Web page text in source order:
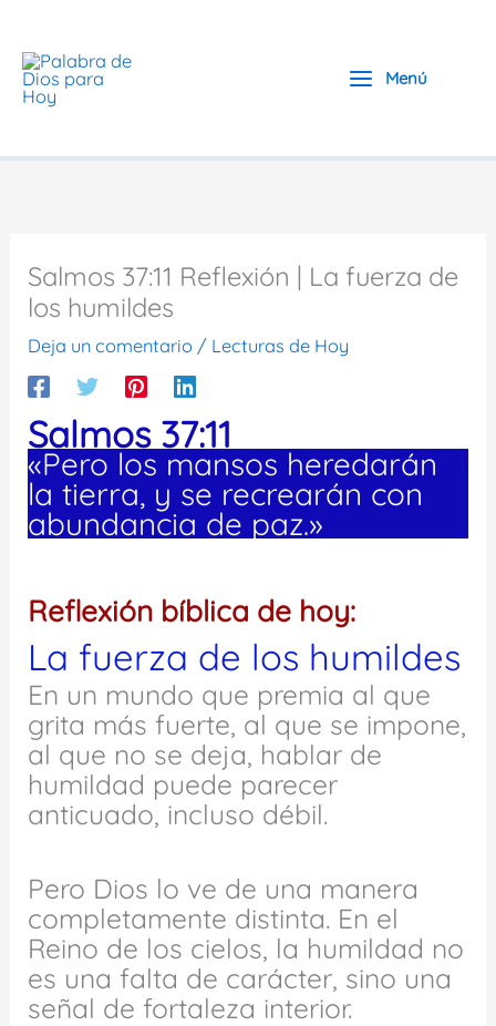
contenido
Menú
Salmos 37:11 Reflexión | La fuerza de
los humildes
Deja un comentario / Lecturas de Hoy
Salmos 37:11
«Pero los mansos heredarán
la tierra, y se recrearán con
abundancia de paz.»
Reflexión bíblica de hoy:
La fuerza de los humildes
En un mundo que premia al que
grita más fuerte, al que se impone,
al que no se deja, hablar de
humildad puede parecer
anticuado, incluso débil.
Pero Dios lo ve de una manera
completamente distinta. En el
Reino de los cielos, la humildad no
es una falta de carácter, sino una
señal de fortaleza interior.